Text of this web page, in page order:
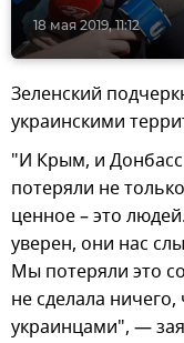
18 мая 2019, 11:12
Зеленский
украинскими
"И Крым, и Донбасс
потеряли не
ценное – это
уверен, они нас
Мы потеряли это
не сделала
украинцами", —